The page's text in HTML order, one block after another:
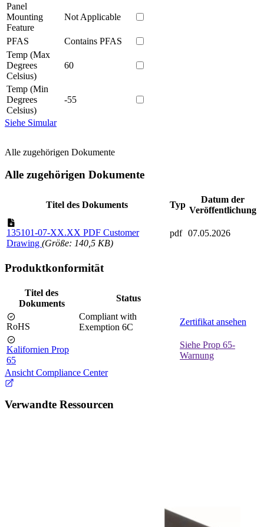
Panel
Mounting
Feature
Not Applicable
PFAS
Contains PFAS
Temp (Max
Degrees
Celsius)
60
Temp (Min
Degrees
Celsius)
-55
Siehe Simular
Alle zugehörigen Dokumente
Alle zugehörigen Dokumente
Titel des Dokuments Typ
Datum der
Veröffentlichung
135101-07-XX.XX PDF Customer
Drawing (Größe: 140,5 KB)
pdf 07.05.2026
Produktkonformität
Titel des
Dokuments
Status
RoHS
Compliant with
Exemption 6C
Zertifikat ansehen
Kalifornien Prop
65
Siehe Prop 65-
Warnung
Ansicht Compliance Center
Verwandte Ressourcen